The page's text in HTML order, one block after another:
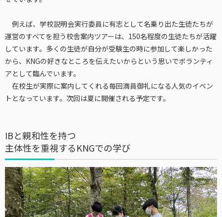
例えば、学校説明会実行委員に有志として名乗り出た生徒たちが
運営のすべてを担う校舎案内ツアーは、150名程度の生徒たちが活躍
しています。多くの生徒が自分が受験生の時に参加して楽しかった
から、KNGの好きなところを伝えたいからという思いでボランティ
アとして臨んでいます。
在校生が実際に案内してくれる毎回満員御礼になる人気のイベン
トとなっています。次回は夏に開催される予定です。
IBと親和性を持つ
主体性を重視するKNGでの学び